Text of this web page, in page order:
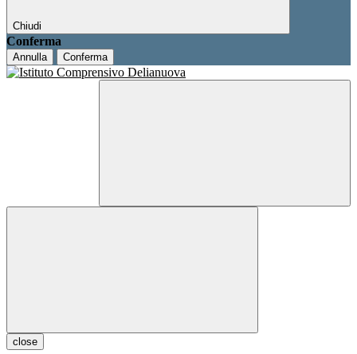
Chiudi
Conferma
Annulla Conferma
close